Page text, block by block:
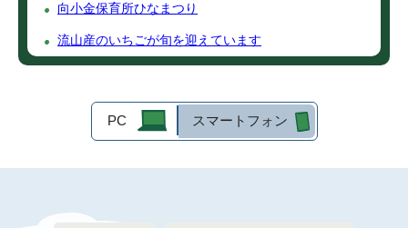
向小金保育所ひなまつり
流山産のいちごが旬を迎えています
PC スマートフォン